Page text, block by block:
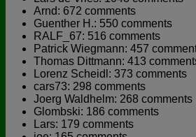
Arnd: 672 comments
Guenther H.: 550 comments
RALF_67: 516 comments
Patrick Wiegmann: 457
Thomas Dittmann: 413
Lorenz Scheidl: 373 comments
cars73: 298 comments
Joerg Waldhelm: 268 comments
Glombski: 186 comments
Lars: 179 comments